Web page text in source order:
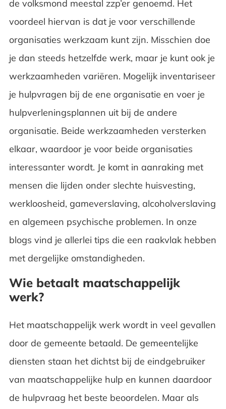
de volksmond meestal zzp’er genoemd. Het
voordeel hiervan is dat je voor verschillende
organisaties werkzaam kunt zijn. Misschien doe
je dan steeds hetzelfde werk, maar je kunt ook je
werkzaamheden variëren. Mogelijk inventariseer
je hulpvragen bij de ene organisatie en voer je
hulpverleningsplannen uit bij de andere
organisatie. Beide werkzaamheden versterken
elkaar, waardoor je voor beide organisaties
interessanter wordt. Je komt in aanraking met
mensen die lijden onder slechte huisvesting,
werkloosheid, gameverslaving, alcoholverslaving
en algemeen psychische problemen. In onze
blogs vind je allerlei tips die een raakvlak hebben
met dergelijke omstandigheden.
Wie betaalt maatschappelijk
werk?
Het maatschappelijk werk wordt in veel gevallen
door de gemeente betaald. De gemeentelijke
diensten staan het dichtst bij de eindgebruiker
van maatschappelijke hulp en kunnen daardoor
de hulpvraag het beste beoordelen. Maar als